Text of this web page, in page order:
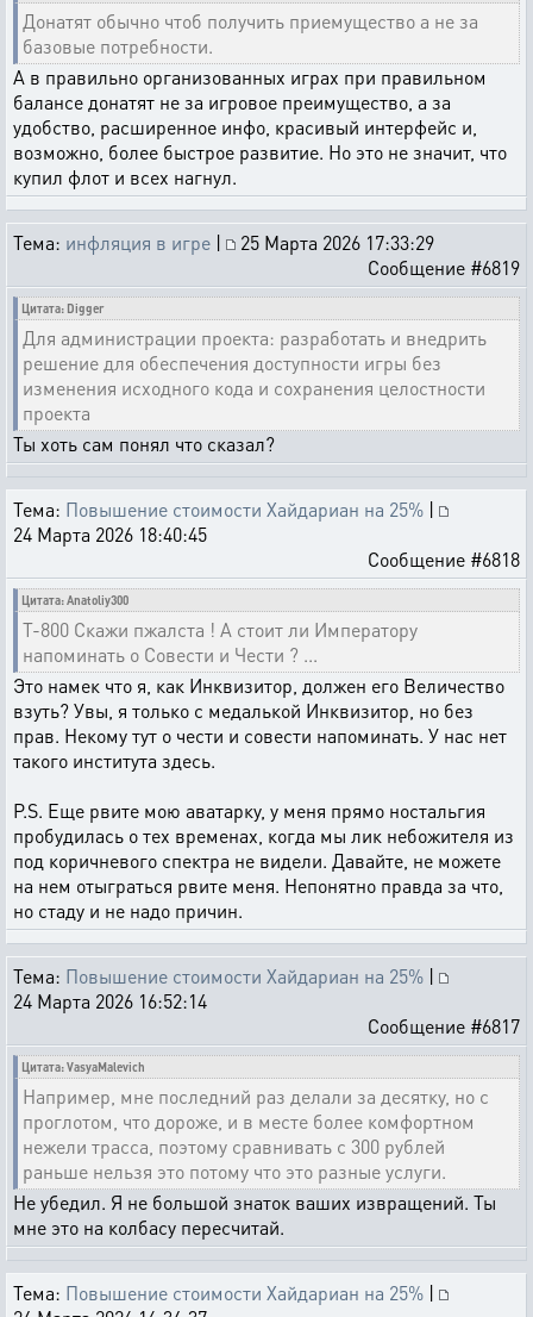
Донатят обычно чтоб получить приемущество а не за
базовые потребности.
А в правильно организованных играх при правильном
балансе донатят не за игровое преимущество, а за
удобство, расширенное инфо, красивый интерфейс и,
возможно, более быстрое развитие. Но это не значит, что
купил флот и всех нагнул.
Тема: инфляция в игре |
25 Марта 2026 17:33:29
Сообщение #6819
Цитата: Digger
Для администрации проекта: разработать и внедрить
решение для обеспечения доступности игры без
изменения исходного кода и сохранения целостности
проекта
Ты хоть сам понял что сказал?
Тема: Повышение стоимости Хайдариан на 25% |
24 Марта 2026 18:40:45
Сообщение #6818
Цитата: Anatoliy300
Т-800 Скажи пжалста ! А стоит ли Императору
напоминать о Совести и Чести ? ...
Это намек что я, как Инквизитор, должен его Величество
взуть? Увы, я только с медалькой Инквизитор, но без
прав. Некому тут о чести и совести напоминать. У нас нет
такого института здесь.
P.S. Еще рвите мою аватарку, у меня прямо ностальгия
пробудилась о тех временах, когда мы лик небожителя из
под коричневого спектра не видели. Давайте, не можете
на нем отыграться рвите меня. Непонятно правда за что,
но стаду и не надо причин.
Тема: Повышение стоимости Хайдариан на 25% |
24 Марта 2026 16:52:14
Сообщение #6817
Цитата: VasyaMalevich
Например, мне последний раз делали за десятку, но с
проглотом, что дороже, и в месте более комфортном
нежели трасса, поэтому сравнивать с 300 рублей
раньше нельзя это потому что это разные услуги.
Не убедил. Я не большой знаток ваших извращений. Ты
мне это на колбасу пересчитай.
Тема: Повышение стоимости Хайдариан на 25% |